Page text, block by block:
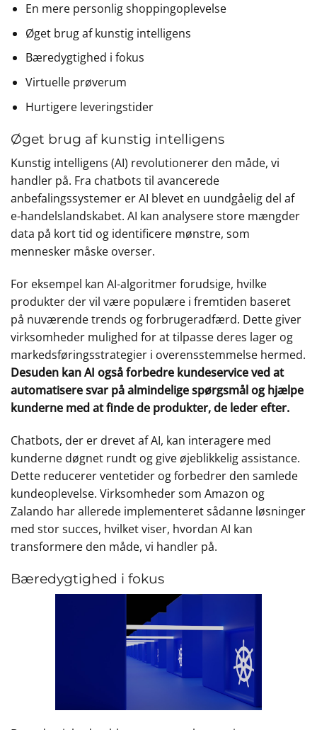
En mere personlig shoppingoplevelse
Øget brug af kunstig intelligens
Bæredygtighed i fokus
Virtuelle prøverum
Hurtigere leveringstider
Øget brug af kunstig intelligens
Kunstig intelligens (AI) revolutionerer den måde, vi
handler på. Fra chatbots til avancerede
anbefalingssystemer er AI blevet en uundgåelig del af
e-handelslandskabet. AI kan analysere store mængder
data på kort tid og identificere mønstre, som
mennesker måske overser.
For eksempel kan AI-algoritmer forudsige, hvilke
produkter der vil være populære i fremtiden baseret
på nuværende trends og forbrugeradfærd. Dette giver
virksomheder mulighed for at tilpasse deres lager og
markedsføringsstrategier i overensstemmelse hermed.
Desuden kan AI også forbedre kundeservice ved at
automatisere svar på almindelige spørgsmål og hjælpe
kunderne med at finde de produkter, de leder efter.
Chatbots, der er drevet af AI, kan interagere med
kunderne døgnet rundt og give øjeblikkelig assistance.
Dette reducerer ventetider og forbedrer den samlede
kundeoplevelse. Virksomheder som Amazon og
Zalando har allerede implementeret sådanne løsninger
med stor succes, hvilket viser, hvordan AI kan
transformere den måde, vi handler på.
Bæredygtighed i fokus